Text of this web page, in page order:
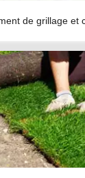
de grillage et